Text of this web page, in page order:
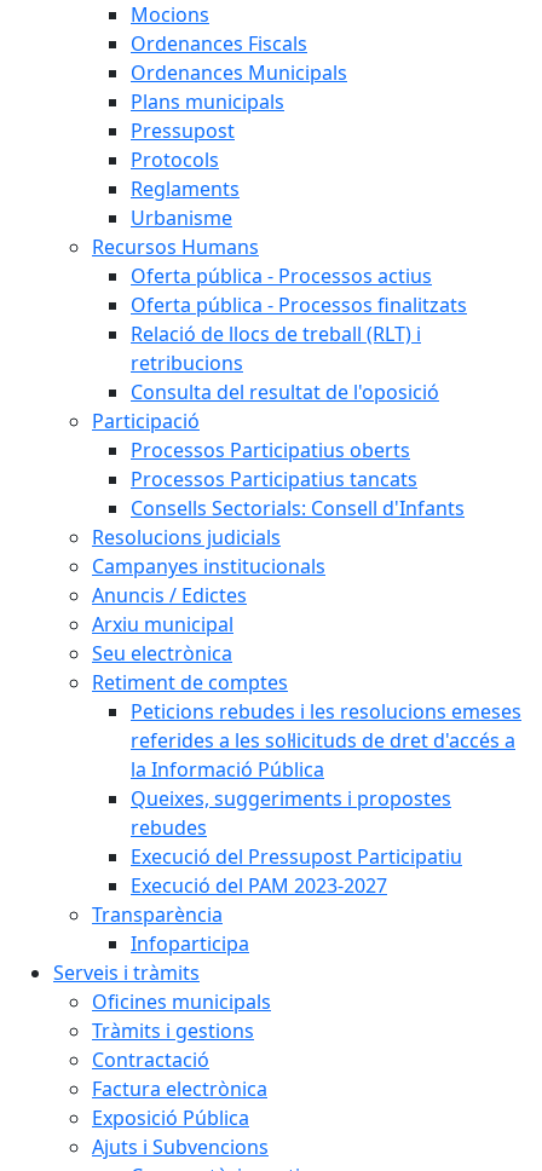
Mocions
Ordenances Fiscals
Ordenances Municipals
Plans municipals
Pressupost
Protocols
Reglaments
Urbanisme
Recursos Humans
Oferta pública - Processos actius
Oferta pública - Processos finalitzats
Relació de llocs de treball (RLT) i
retribucions
Consulta del resultat de l'oposició
Participació
Processos Participatius oberts
Processos Participatius tancats
Consells Sectorials: Consell d'Infants
Resolucions judicials
Campanyes institucionals
Anuncis / Edictes
Arxiu municipal
Seu electrònica
Retiment de comptes
Peticions rebudes i les resolucions emeses
referides a les sol·licituds de dret d'accés a
la Informació Pública
Queixes, suggeriments i propostes
rebudes
Execució del Pressupost Participatiu
Execució del PAM 2023-2027
Transparència
Infoparticipa
Serveis i tràmits
Oficines municipals
Tràmits i gestions
Contractació
Factura electrònica
Exposició Pública
Ajuts i Subvencions